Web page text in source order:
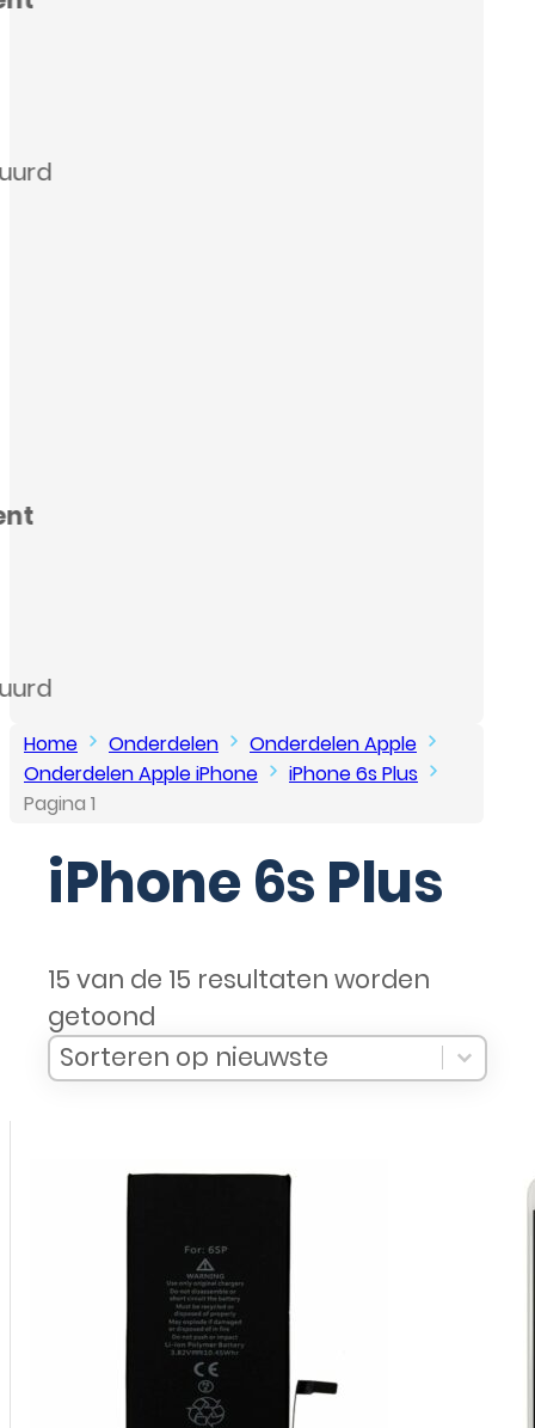
Home Onderdelen
Onderdelen Apple
Onderdelen Apple iPhone
iPhone 6s Plus
Pagina 1
iPhone 6s Plus
15 van de 15 resultaten worden
getoond
Sort Products
Sort content
Sorteren op nieuwste
Sort content